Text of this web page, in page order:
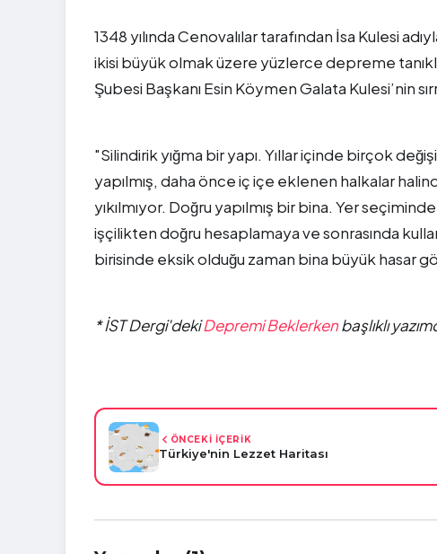
1348 yılında Cenovalılar tarafından İsa Kulesi
ikisi büyük olmak üzere yüzlerce depreme
Şubesi Başkanı Esin Köymen Galata Kulesi’nin
"Silindirik yığma bir yapı. Yıllar içinde birçok
yapılmış, daha önce iç içe eklenen halkalar
yıkılmıyor. Doğru yapılmış bir bina. Yer
işçilikten doğru hesaplamaya ve sonrasında
birisinde eksik olduğu zaman bina büyük hasar
* İST Dergi'dekiDepremi Beklerkenbaşlıklı
ÖNCEKİ İÇERİK
Türkiye'nin Lezzet Haritası